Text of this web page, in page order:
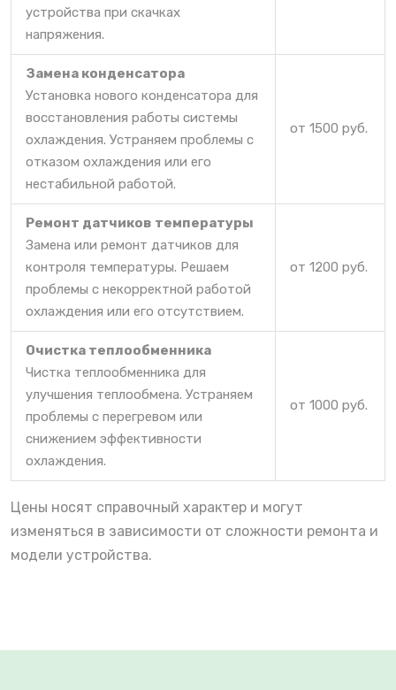
устройства при скачках
напряжения.
Замена конденсатора
Установка нового конденсатора для
восстановления работы системы
охлаждения. Устраняем проблемы с
отказом охлаждения или его
нестабильной работой.
от 1500 руб.
Ремонт датчиков температуры
Замена или ремонт датчиков для
контроля температуры. Решаем
проблемы с некорректной работой
охлаждения или его отсутствием.
от 1200 руб.
Очистка теплообменника
Чистка теплообменника для
улучшения теплообмена. Устраняем
проблемы с перегревом или
снижением эффективности
охлаждения.
от 1000 руб.
Цены носят справочный характер и могут
изменяться в зависимости от сложности ремонта и
модели устройства.